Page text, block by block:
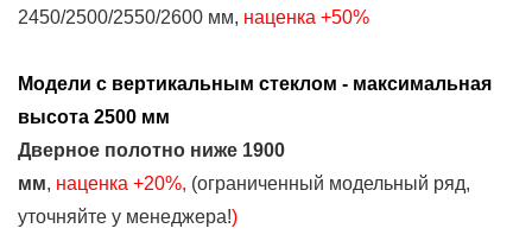
2450/2500/2550/2600 мм, наценка +50%
Модели с вертикальным стеклом - максимальная
высота 2500 мм
Дверное полотно ниже 1900
мм, наценка +20%, (ограниченный модельный ряд,
уточняйте у менеджера!)